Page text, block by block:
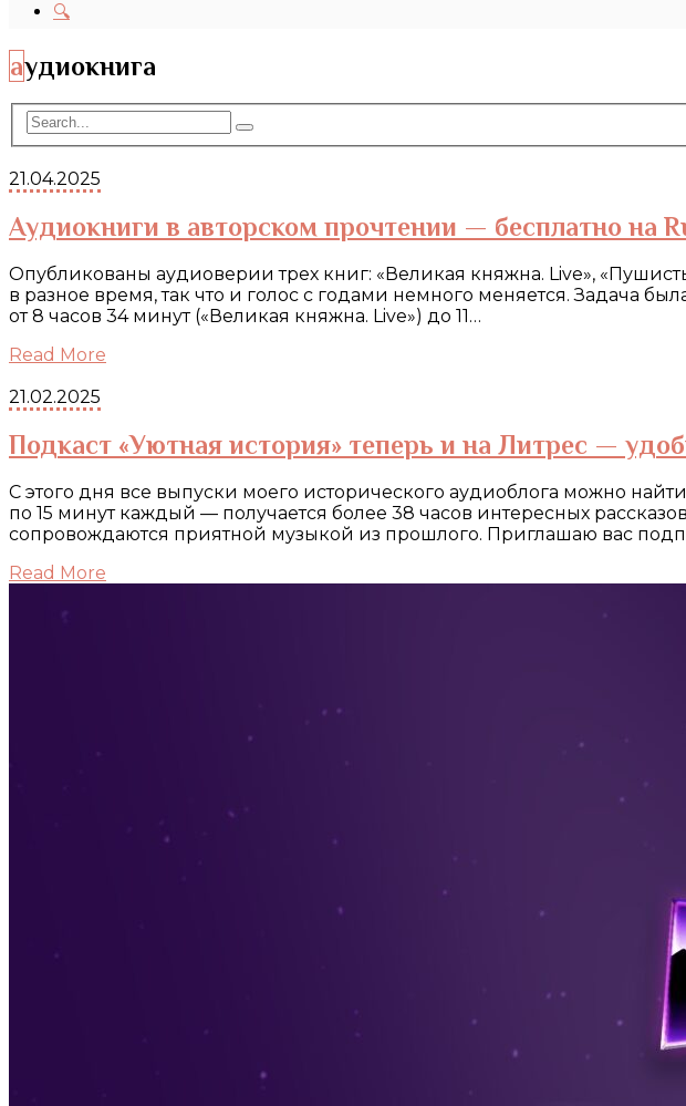
🔍
аудиокнига
21.04.2025
Аудиокниги в авторском прочтении — бесплатно на
Опубликованы аудиоверии трех книг: «Великая княжна. Live»,
в разное время, так что и голос с годами немного меняется. Задача
от 8 часов 34 минут («Великая княжна. Live») до 11…
Read More
21.02.2025
Подкаст «Уютная история» теперь и на Литрес —
С этого дня все выпуски моего исторического аудиоблога можно
по 15 минут каждый — получается более 38 часов интересных
сопровождаются приятной музыкой из прошлого. Приглашаю вас
Read More